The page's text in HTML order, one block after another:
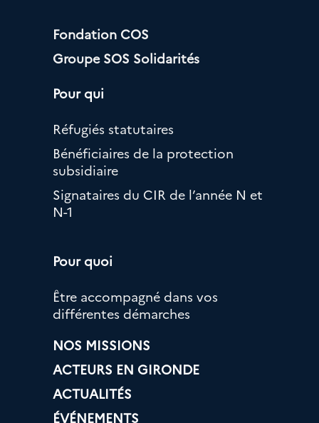
Fondation COS
Groupe SOS Solidarités
Pour qui
Réfugiés statutaires
Bénéficiaires de la protection
subsidiaire
Signataires du CIR de l’année N et
N-1
Pour quoi
Être accompagné dans vos
différentes démarches
NOS MISSIONS
ACTEURS EN GIRONDE
ACTUALITÉS
ÉVÉNEMENTS